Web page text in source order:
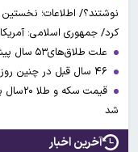
نوشتند؟/ اطلاعات؛ نخستین
کرد/ جمهوری اسلامی:
علت طلاق‌های۵۳ سال پیش شهر تهران چه بود؟
شد
آخرین اخبار